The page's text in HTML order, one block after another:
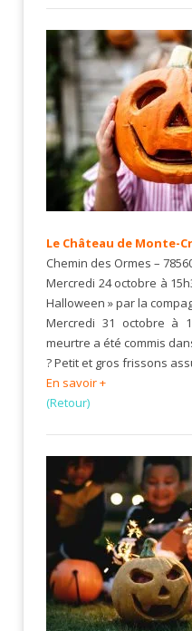
Le Château de Monte-
Chemin des Ormes –
Mercredi 24 octobre à
Halloween » par la
Mercredi 31 octobre à
meurtre a été commis
? Petit et gros frissons
En savoir +
(Retour)